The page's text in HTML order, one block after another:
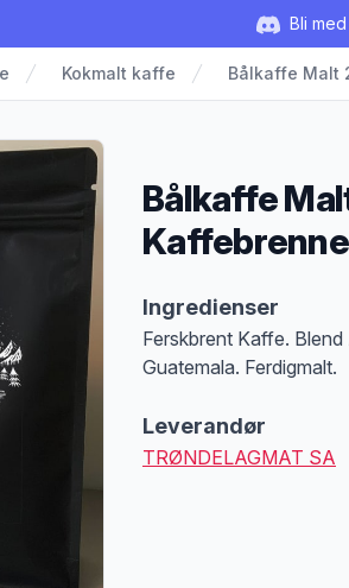
Bli
Kokmalt kaffe Bålkaffe Malt
Bålkaffe
Ingredienser
Ferskbrent Kaffe.
Guatemala. Ferdigmalt.
Leverandør
TRØNDELAGMAT SA